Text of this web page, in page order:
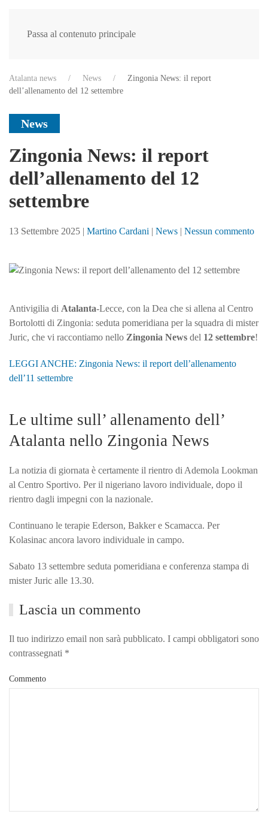
Passa al contenuto principale
Atalanta news News
Zingonia News: il report
dell’allenamento del 12 settembre
News
Zingonia News: il report
dell’allenamento del 12
settembre
13 Settembre 2025 | Martino Cardani | News | Nessun commentosu
Antivigilia di Atalanta-Lecce, con la Dea che si allena al Centro
Bortolotti di Zingonia: seduta pomeridiana per la squadra di mister
Juric, che vi raccontiamo nello Zingonia News del 12 settembre!
LEGGI ANCHE: Zingonia News: il report dell’allenamento
dell’11 settembre
Le ultime sull’ allenamento dell’
Atalanta nello Zingonia News
La notizia di giornata è certamente il rientro di Ademola Lookman
al Centro Sportivo. Per il nigeriano lavoro individuale, dopo il
rientro dagli impegni con la nazionale.
Continuano le terapie Ederson, Bakker e Scamacca. Per
Kolasinac ancora lavoro individuale in campo.
Sabato 13 settembre seduta pomeridiana e conferenza stampa di
mister Juric alle 13.30.
Lascia un commento
Il tuo indirizzo email non sarà pubblicato. I campi obbligatori sono
contrassegnati *
Commento